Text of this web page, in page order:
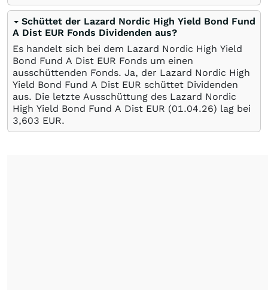
Schüttet der Lazard Nordic High Yield Bond Fund
A Dist EUR Fonds Dividenden aus?
Es handelt sich bei dem Lazard Nordic High Yield
Bond Fund A Dist EUR Fonds um einen
ausschüttenden Fonds. Ja, der Lazard Nordic High
Yield Bond Fund A Dist EUR schüttet Dividenden
aus. Die letzte Ausschüttung des Lazard Nordic
High Yield Bond Fund A Dist EUR (01.04.26) lag bei
3,603 EUR.